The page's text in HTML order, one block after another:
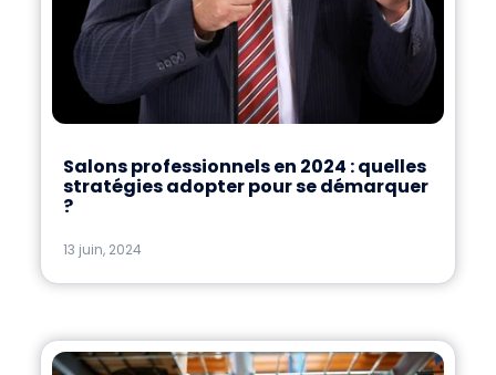
Salons professionnels en 2024 : quelles
stratégies adopter pour se démarquer
?
13 juin, 2024